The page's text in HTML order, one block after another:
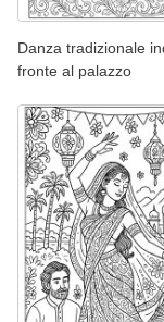
Danza tradizionale
fronte al palazzo